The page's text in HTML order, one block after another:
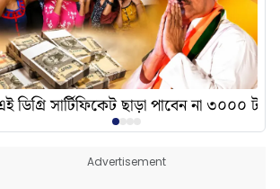
ডিগ্রি সার্টিফিকেট ছাড়া পাবেন না ৩০০০ টাকা
Advertisement